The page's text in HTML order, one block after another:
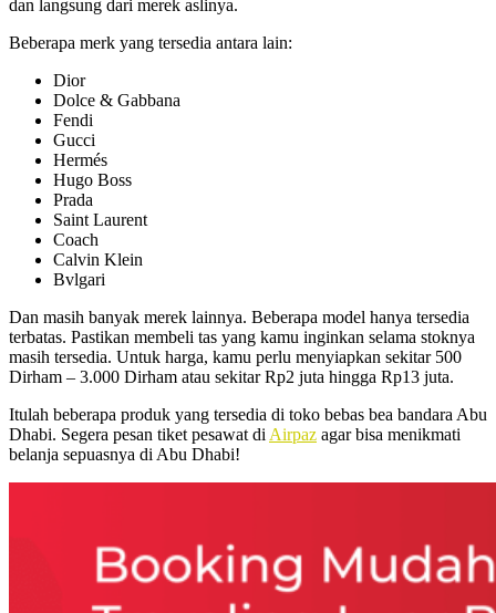
dan langsung dari merek aslinya.
Beberapa merk yang tersedia antara lain:
Dior
Dolce & Gabbana
Fendi
Gucci
Hermés
Hugo Boss
Prada
Saint Laurent
Coach
Calvin Klein
Bvlgari
Dan masih banyak merek lainnya. Beberapa model hanya tersedia
terbatas. Pastikan membeli tas yang kamu inginkan selama stoknya
masih tersedia. Untuk harga, kamu perlu menyiapkan sekitar 500
Dirham – 3.000 Dirham atau sekitar Rp2 juta hingga Rp13 juta.
Itulah beberapa produk yang tersedia di toko bebas bea bandara Abu
Dhabi. Segera pesan tiket pesawat di Airpaz agar bisa menikmati
belanja sepuasnya di Abu Dhabi!